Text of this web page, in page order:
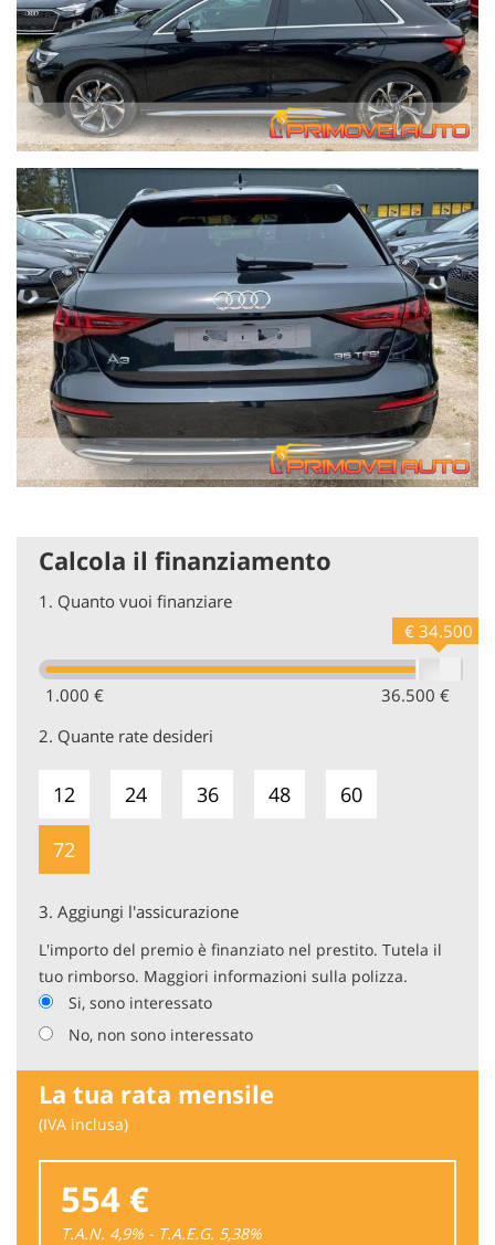
Calcola il finanziamento
1. Quanto vuoi finanziare
1.000 € 36.500 €
€ 34.500
2. Quante rate desideri
12 24 36 48 60
72
3. Aggiungi l'assicurazione
L'importo del premio è finanziato nel prestito. Tutela il
tuo rimborso. Maggiori informazioni sulla polizza.
Si, sono interessato
No, non sono interessato
La tua rata mensile
(IVA inclusa)
554 €
T.A.N. 4,9% - T.A.E.G. 5,38%